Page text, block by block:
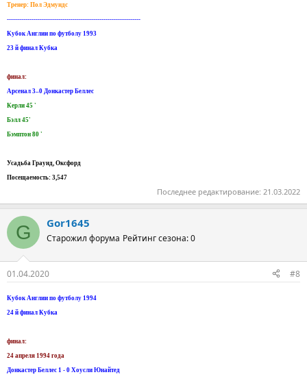
Тренер: Пол Эдмундс
-----------------------------------------------------------------
Кубок Англии по футболу 1993
23 й финал Кубка
финал:
Арсенал 3–0 Донкастер Беллес
Керли 45 '
Бэлл 45'
Бэмптон 80 '
Усадьба Граунд, Оксфорд
Посещаемость: 3,547
Последнее редактирование: 21.03.2022
G Gor1645
Старожил форума Рейтинг сезона: 0
01.04.2020 #8
Кубок Англии по футболу 1994
24 й финал Кубка
финал:
24 апреля 1994 года
Донкастер Беллес 1 - 0 Хоусли Юнайтед